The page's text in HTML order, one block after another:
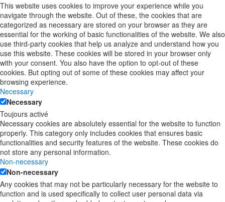
This website uses cookies to improve your experience while you
navigate through the website. Out of these, the cookies that are
categorized as necessary are stored on your browser as they are
essential for the working of basic functionalities of the website. We also
use third-party cookies that help us analyze and understand how you
use this website. These cookies will be stored in your browser only
with your consent. You also have the option to opt-out of these
cookies. But opting out of some of these cookies may affect your
browsing experience.
Necessary
Necessary
Toujours activé
Necessary cookies are absolutely essential for the website to function
properly. This category only includes cookies that ensures basic
functionalities and security features of the website. These cookies do
not store any personal information.
Non-necessary
Non-necessary
Any cookies that may not be particularly necessary for the website to
function and is used specifically to collect user personal data via